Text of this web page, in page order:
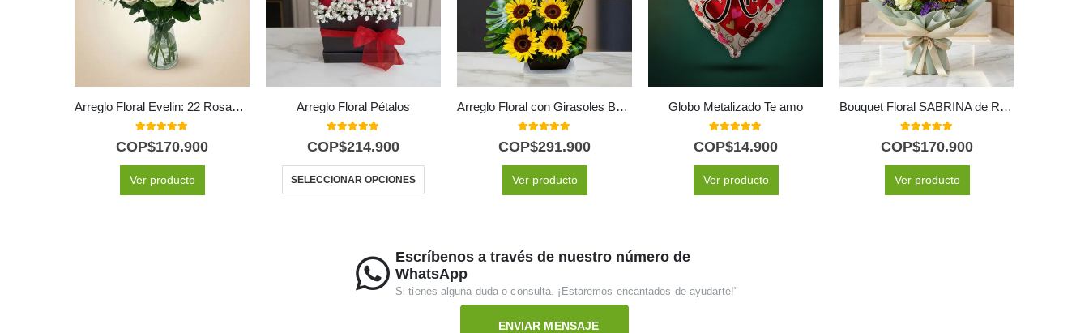
Arreglo Floral Evelin: 22 Rosas en Tonos Blancos y Rosados 🌿
5.00
COP$170.900
Ver producto
Arreglo Floral Pétalos
5.00
COP$214.900
SELECCIONAR OPCIONES
Arreglo Floral con Girasoles Bengala
5.00
COP$291.900
Ver producto
Globo Metalizado Te amo
5.00out of 5
COP$14.900
Ver producto
Bouquet Floral SABRINA de Rosas y Gerberas Amarillas 🌼
5.00
COP$170.900
Ver producto
Escríbenos a través de nuestro número de
WhatsApp
Si tienes alguna duda o consulta. ¡Estaremos encantados de ayudarte!"
ENVIAR MENSAJE